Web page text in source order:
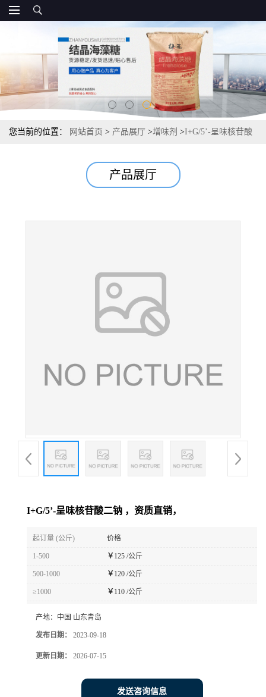
您当前的位置： 网站首页 > 产品展厅 >增味剂 >I+G/5’-呈味核苷酸
产品展厅
I+G/5’-呈味核苷酸二钠 ，资质直销，
起订量 (公斤) 价格
1-500 ￥ 125 /公斤
500-1000 ￥ 120 /公斤
≥1000 ￥ 110 /公斤
产地： 中国 山东青岛
发布日期： 2023-09-18
更新日期： 2026-07-15
发送咨询信息